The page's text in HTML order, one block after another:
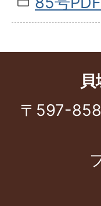
〒597-